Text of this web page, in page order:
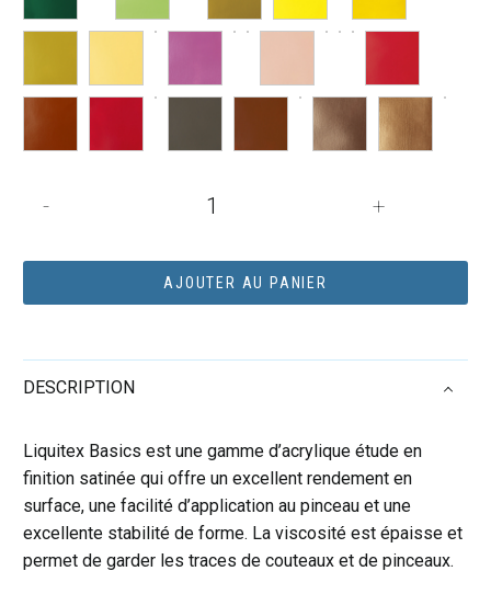
-
118mL
Basics
-
neutre
5
+
AJOUTER AU PANIER
DESCRIPTION
Liquitex Basics est une gamme d’acrylique étude en
finition satinée qui offre un excellent rendement en
surface, une facilité d’application au pinceau et une
excellente stabilité de forme. La viscosité est épaisse et
permet de garder les traces de couteaux et de pinceaux.